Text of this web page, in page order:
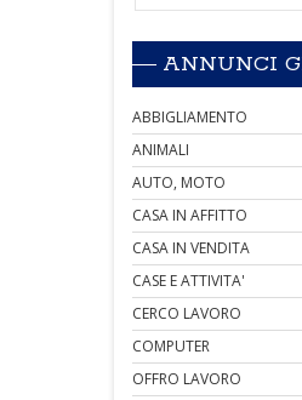
ANNUNCI
ABBIGLIAMENTO
ANIMALI
AUTO, MOTO
CASA IN AFFITTO
CASA IN VENDITA
CASE E ATTIVITA'
CERCO LAVORO
COMPUTER
OFFRO LAVORO